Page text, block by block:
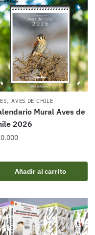
,AVES DE CHILE
Mural Aves de
2026
Añadir al carrito